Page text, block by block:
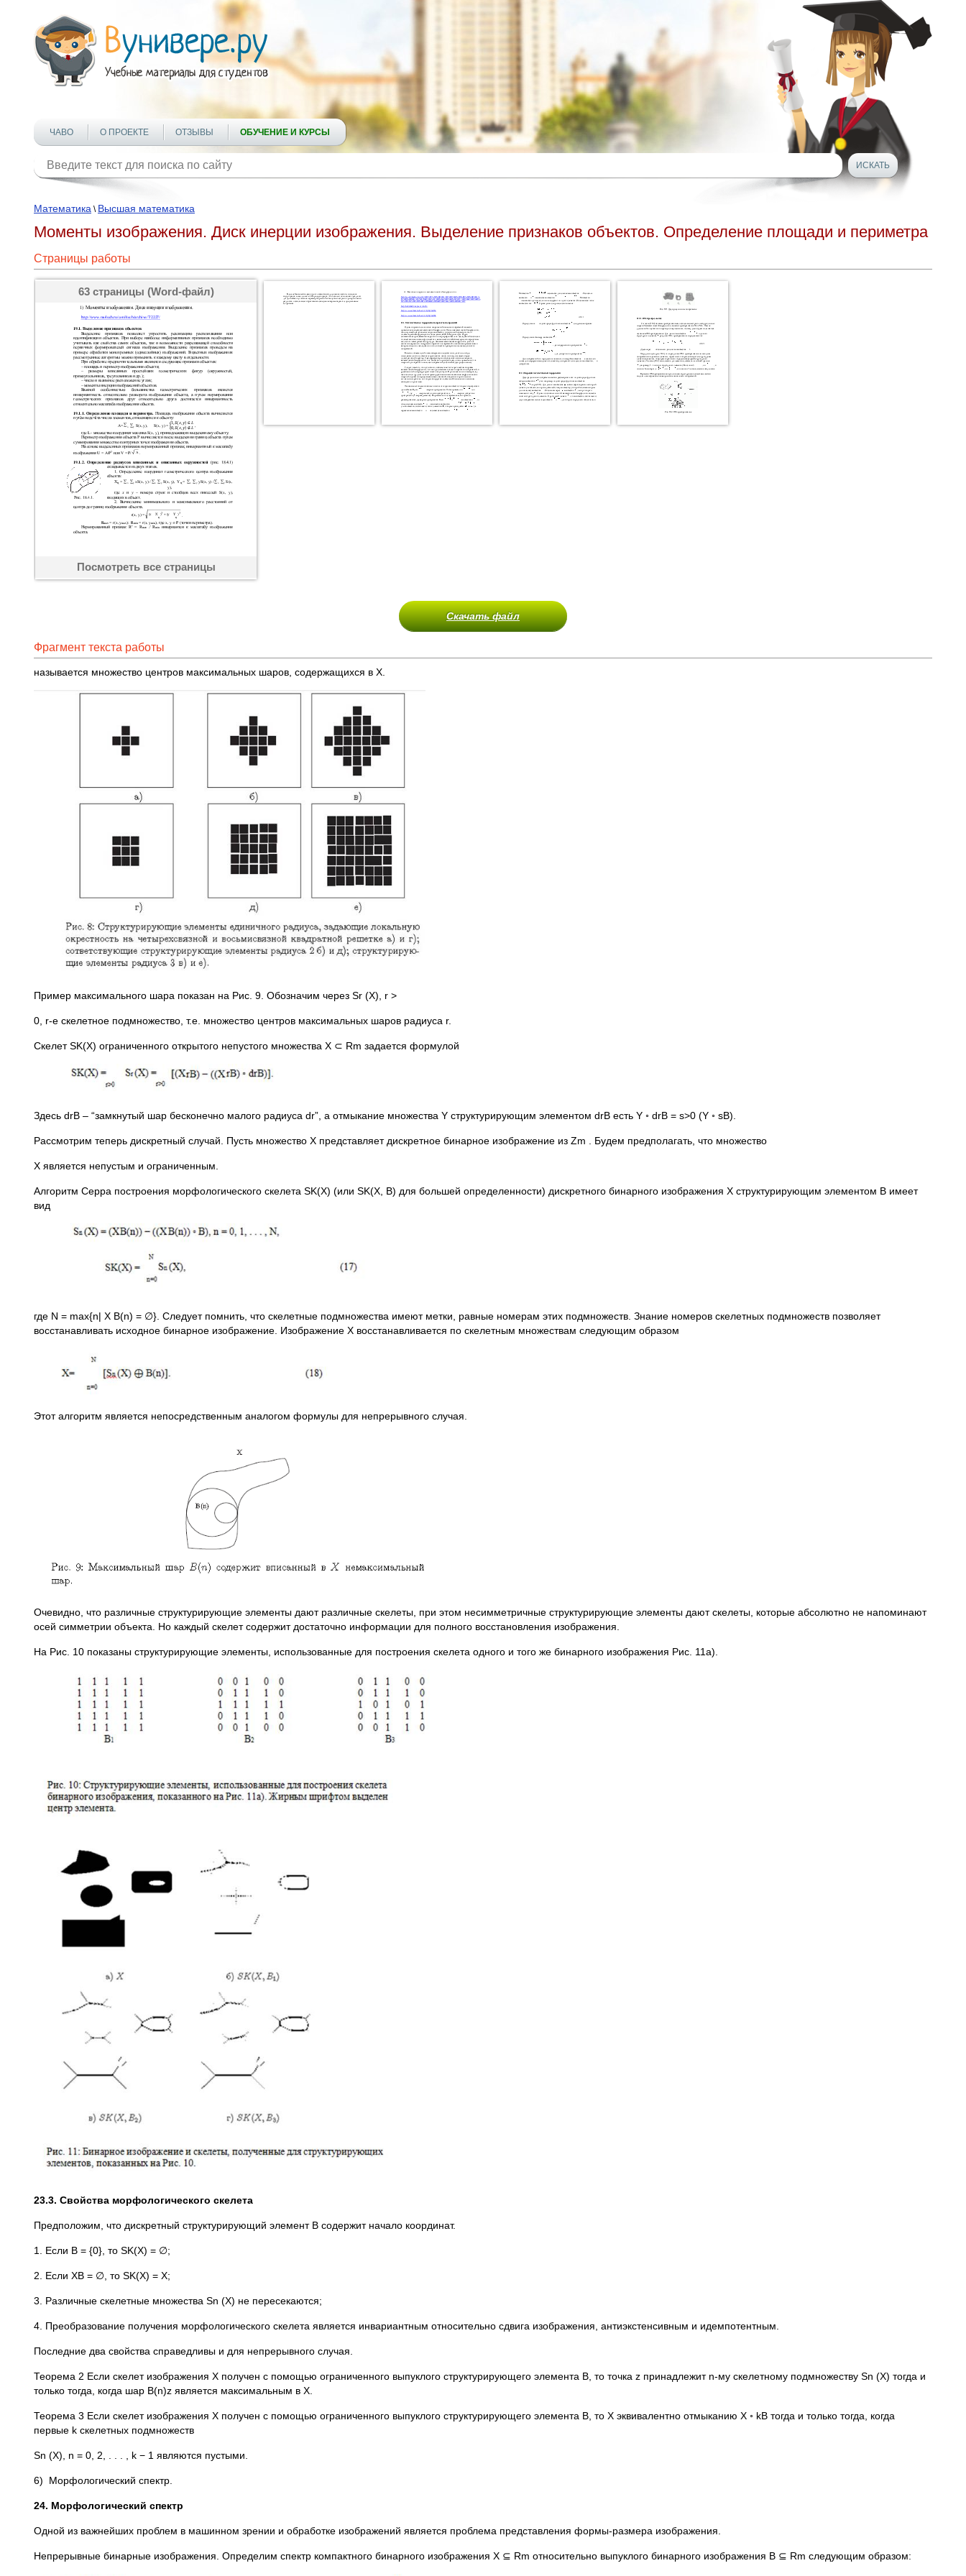
ЧАВО О ПРОЕКТЕ ОТЗЫВЫ ОБУЧЕНИЕ И КУРСЫ
Математика \ Высшая математика
Моменты изображения. Диск инерции изображения. Выделение признаков объектов. Определение площади и периметра
Страницы работы
63 страницы (Word-файл)
Посмотреть все страницы
Скачать файл
Фрагмент текста работы
называется множество центров максимальных шаров, содержащихся в X.
Пример максимального шара показан на Рис. 9. Обозначим через Sr (X), r >
0, r-е скелетное подмножество, т.е. множество центров максимальных шаров радиуса r.
Скелет SK(X) ограниченного открытого непустого множества X ⊂ Rm задается формулой
Здесь drB – “замкнутый шар бесконечно малого радиуса dr”, а отмыкание множества Y структурирующим элементом drB есть Y ◦ drB = s>0 (Y ◦ sB).
Рассмотрим теперь дискретный случай. Пусть множество X представляет дискретное бинарное изображение из Zm . Будем предполагать, что множество
X является непустым и ограниченным.
Алгоритм Серра построения морфологического скелета SK(X) (или SK(X, B) для большей определенности) дискретного бинарного изображения X структурирующим элементом B имеет
вид
где N = max{n| X B(n) = ∅}. Следует помнить, что скелетные подмножества имеют метки, равные номерам этих подмножеств. Знание номеров скелетных подмножеств позволяет
восстанавливать исходное бинарное изображение. Изображение X восстанавливается по скелетным множествам следующим образом
Этот алгоритм является непосредственным аналогом формулы для непрерывного случая.
Очевидно, что различные структурирующие элементы дают различные скелеты, при этом несимметричные структурирующие элементы дают скелеты, которые абсолютно не напоминают
осей симметрии объекта. Но каждый скелет содержит достаточно информации для полного восстановления изображения.
На Рис. 10 показаны структурирующие элементы, использованные для построения скелета одного и того же бинарного изображения Рис. 11а).
23.3. Свойства морфологического скелета
Предположим, что дискретный структурирующий элемент B содержит начало координат.
1. Если B = {0}, то SK(X) = ∅;
2. Если XB = ∅, то SK(X) = X;
3. Различные скелетные множества Sn (X) не пересекаются;
4. Преобразование получения морфологического скелета является инвариантным относительно сдвига изображения, антиэкстенсивным и идемпотентным.
Последние два свойства справедливы и для непрерывного случая.
Теорема 2 Если скелет изображения X получен с помощью ограниченного выпуклого структурирующего элемента B, то точка z принадлежит n-му скелетному подмножеству Sn (X) тогда и
только тогда, когда шар B(n)z является максимальным в X.
Теорема 3 Если скелет изображения X получен с помощью ограниченного выпуклого структурирующего элемента B, то X эквивалентно отмыканию X ◦ kB тогда и только тогда, когда
первые k скелетных подмножеств
Sn (X), n = 0, 2, . . . , k − 1 являются пустыми.
6) Морфологический спектр.
24. Морфологический спектр
Одной из важнейших проблем в машинном зрении и обработке изображений является проблема представления формы-размера изображения.
Непрерывные бинарные изображения. Определим спектр компактного бинарного изображения X ⊆ Rm относительно выпуклого бинарного изображения B ⊆ Rm следующим образом: